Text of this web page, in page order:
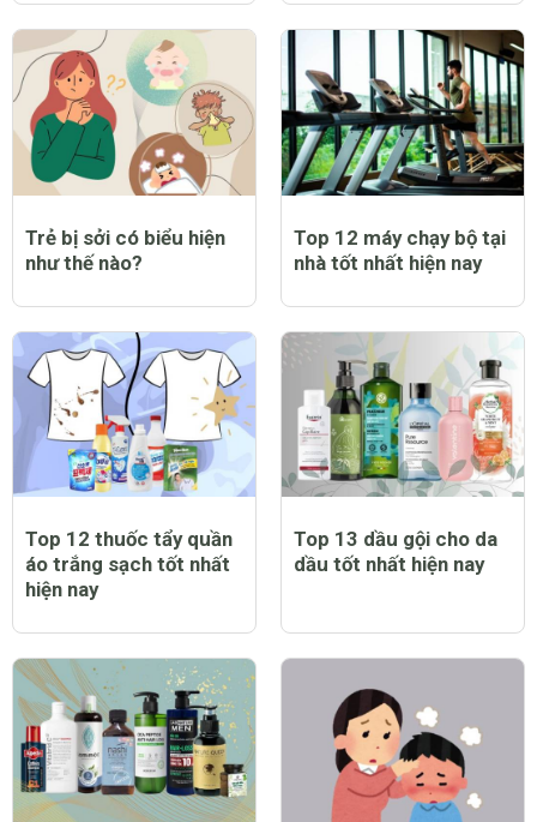
Trẻ bị sởi có biểu hiện
như thế nào?
Top 12 máy chạy bộ tại
nhà tốt nhất hiện nay
Top 12 thuốc tẩy quần
áo trắng sạch tốt nhất
hiện nay
Top 13 dầu gội cho da
dầu tốt nhất hiện nay